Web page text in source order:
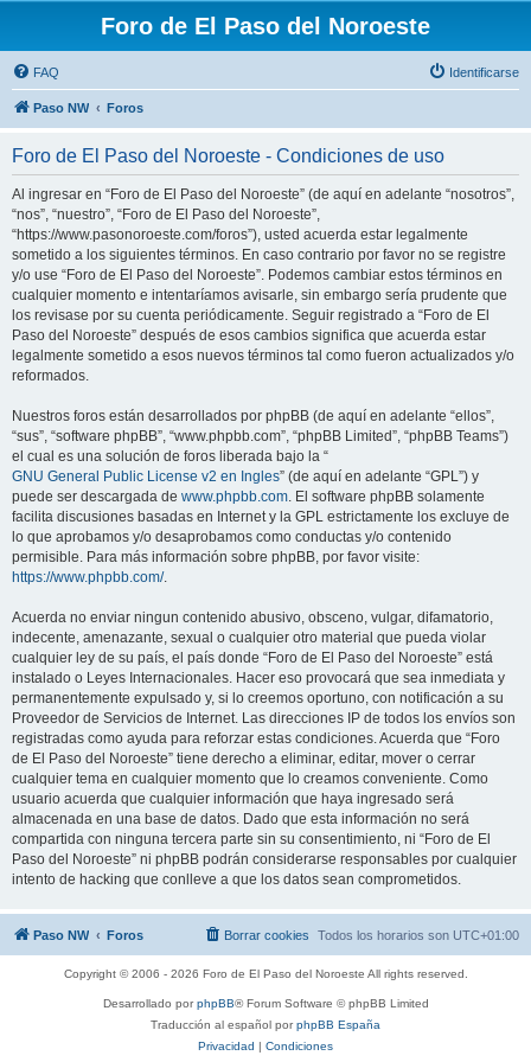
Foro de El Paso del Noroeste
FAQ Identificarse
Paso NW Foros
Foro de El Paso del Noroeste - Condiciones de uso
Al ingresar en “Foro de El Paso del Noroeste” (de aquí en adelante “nosotros”,
“nos”, “nuestro”, “Foro de El Paso del Noroeste”,
“https://www.pasonoroeste.com/foros”), usted acuerda estar legalmente
sometido a los siguientes términos. En caso contrario por favor no se registre
y/o use “Foro de El Paso del Noroeste”. Podemos cambiar estos términos en
cualquier momento e intentaríamos avisarle, sin embargo sería prudente que
los revisase por su cuenta periódicamente. Seguir registrado a “Foro de El
Paso del Noroeste” después de esos cambios significa que acuerda estar
legalmente sometido a esos nuevos términos tal como fueron actualizados y/o
reformados.
Nuestros foros están desarrollados por phpBB (de aquí en adelante “ellos”,
“sus”, “software phpBB”, “www.phpbb.com”, “phpBB Limited”, “phpBB Teams”)
el cual es una solución de foros liberada bajo la “
GNU General Public License v2 en Ingles” (de aquí en adelante “GPL”) y
puede ser descargada de www.phpbb.com. El software phpBB solamente
facilita discusiones basadas en Internet y la GPL estrictamente los excluye de
lo que aprobamos y/o desaprobamos como conductas y/o contenido
permisible. Para más información sobre phpBB, por favor visite:
https://www.phpbb.com/.
Acuerda no enviar ningun contenido abusivo, obsceno, vulgar, difamatorio,
indecente, amenazante, sexual o cualquier otro material que pueda violar
cualquier ley de su país, el país donde “Foro de El Paso del Noroeste” está
instalado o Leyes Internacionales. Hacer eso provocará que sea inmediata y
permanentemente expulsado y, si lo creemos oportuno, con notificación a su
Proveedor de Servicios de Internet. Las direcciones IP de todos los envíos son
registradas como ayuda para reforzar estas condiciones. Acuerda que “Foro
de El Paso del Noroeste” tiene derecho a eliminar, editar, mover o cerrar
cualquier tema en cualquier momento que lo creamos conveniente. Como
usuario acuerda que cualquier información que haya ingresado será
almacenada en una base de datos. Dado que esta información no será
compartida con ninguna tercera parte sin su consentimiento, ni “Foro de El
Paso del Noroeste” ni phpBB podrán considerarse responsables por cualquier
intento de hacking que conlleve a que los datos sean comprometidos.
Paso NW Foros Todos los horarios son UTC+01:00
Borrar cookies
Copyright © 2006 - 2026 Foro de El Paso del Noroeste All rights reserved.
Desarrollado porphpBB® Forum Software © phpBB Limited
Traducción al español porphpBB España
Privacidad | Condiciones